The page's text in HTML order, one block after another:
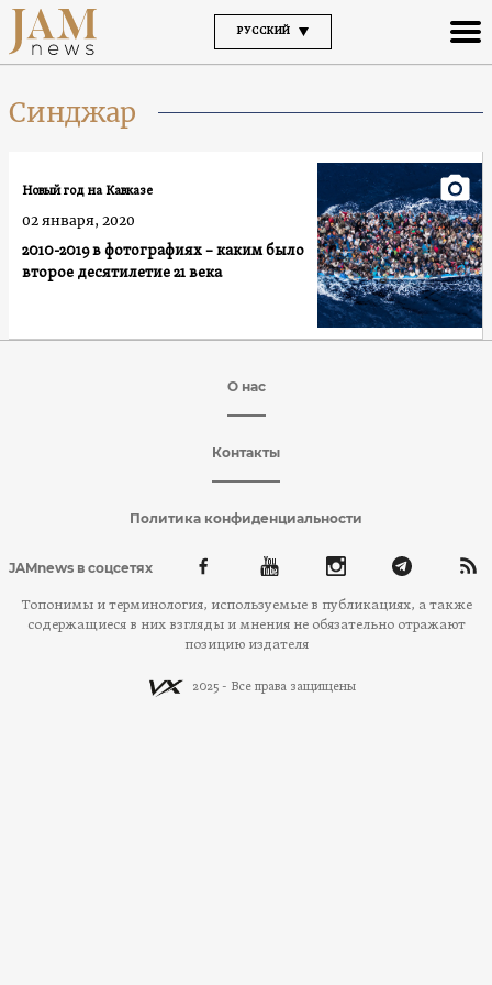
РУССКИЙ
Синджар
2010-2019 в фотографиях – каким было
второе десятилетие 21 века
Новый год на Кавказе
02 января, 2020
О нас
Контакты
Политика конфиденциальности
JAMnews в соцсетях
Топонимы и терминология, используемые в публикациях, а также
содержащиеся в них взгляды и мнения не обязательно отражают
позицию издателя
2025 - Все права защищены